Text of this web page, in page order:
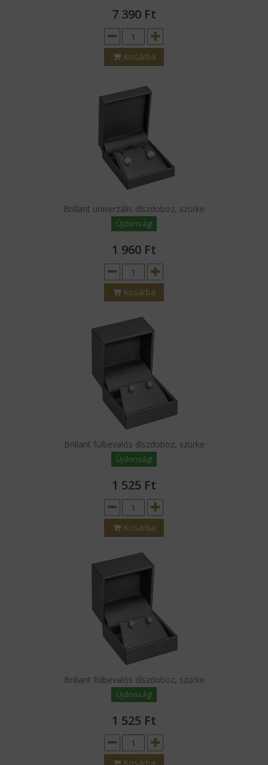
7 390 Ft
Kosárba
Brillant univerzális díszdoboz, szürke
Újdonság!
1 960 Ft
Kosárba
Brillant fülbevalós díszdoboz, szürke
Újdonság!
1 525 Ft
Kosárba
Brillant fülbevalós díszdoboz, szürke
Újdonság!
1 525 Ft